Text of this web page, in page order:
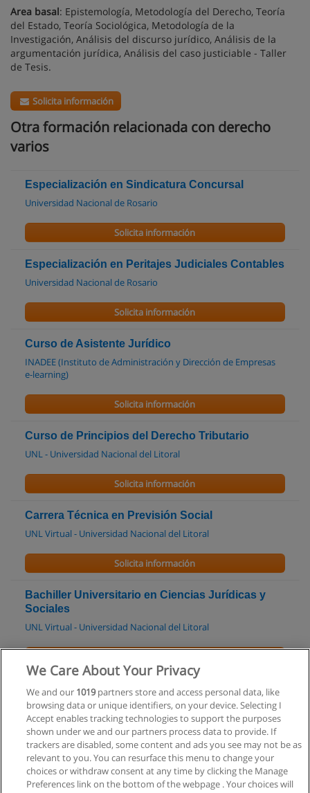
Area basal: Epistemología, Metodología del Derecho, Teoría
del Estado, Teoría Sociológica, Metodología de la
Investigación, Análisis del discurso jurídico, Análisis de la
argumentación jurídica, Análisis del caso justiciable - Taller
de Tesis.
Solicita información
Otra formación relacionada con derecho
varios
Especialización en Sindicatura Concursal
Universidad Nacional de Rosario
Solicita información
Especialización en Peritajes Judiciales Contables
Universidad Nacional de Rosario
Solicita información
Curso de Asistente Jurídico
INADEE (Instituto de Administración y Dirección de Empresas
e-learning)
Solicita información
Curso de Principios del Derecho Tributario
UNL - Universidad Nacional del Litoral
Solicita información
Carrera Técnica en Previsión Social
UNL Virtual - Universidad Nacional del Litoral
Solicita información
Bachiller Universitario en Ciencias Jurídicas y
Sociales
UNL Virtual - Universidad Nacional del Litoral
Especialización en Sindicatura Concursal
UNC Facultad de Ciencias Económicas
Solicita información
We Care About Your Privacy
We and our 1019partners store and access personal data, like
browsing data or unique identifiers, on your device. Selecting I
Accept enables tracking technologies to support the purposes
shown under we and our partners process data to provide. If
trackers are disabled, some content and ads you see may not be as
relevant to you. You can resurface this menu to change your
choices or withdraw consent at any time by clicking the Manage
Preferences link on the bottom of the webpage . Your choices will